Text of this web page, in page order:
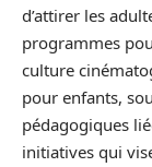
d’attirer les
programmes
culture
pour enfants,
pédagogiques
initiatives qui